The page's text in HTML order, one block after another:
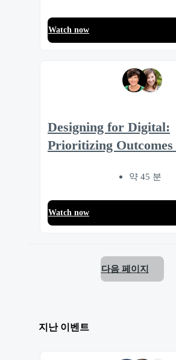
Watch now
Designing for Digital:
Prioritizing
약 45 분
Watch now
다음 페이지
지난 이벤트